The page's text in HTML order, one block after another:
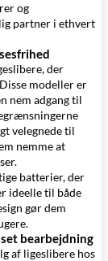
og
partner i ethvert
der
modeller er
nem adgang til
velegnede til
nemme at
batterier, der
ideelle til både
gør dem
bearbejdning
af ligeslibere hos